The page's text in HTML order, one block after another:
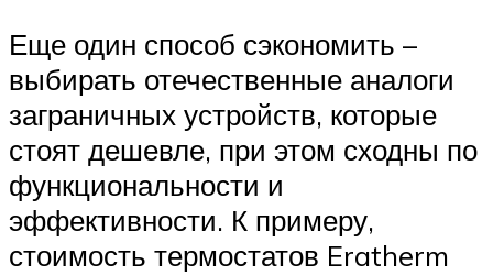
Еще один способ сэкономить –
выбирать отечественные аналоги
заграничных устройств, которые
стоят дешевле, при этом сходны по
функциональности и
эффективности. К примеру,
стоимость термостатов Eratherm